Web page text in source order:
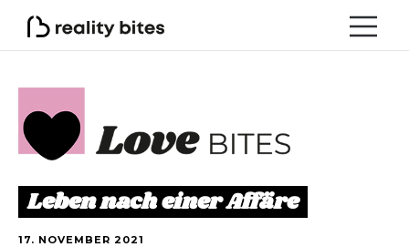
Leben nach einer Affäre
17. NOVEMBER 2021